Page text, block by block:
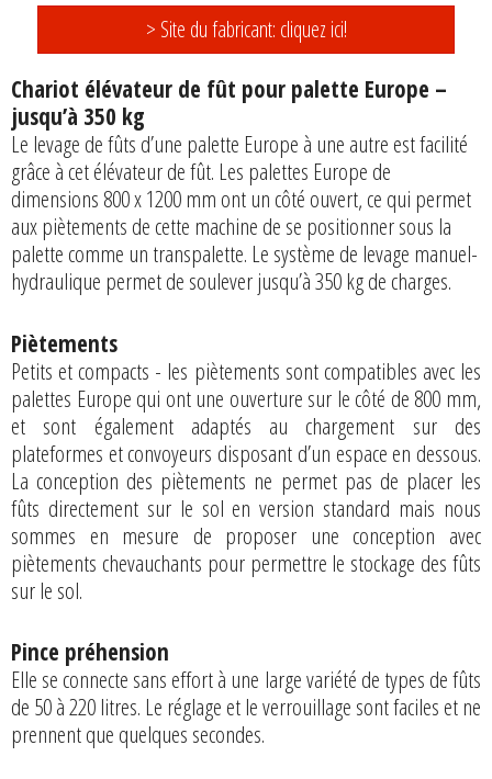
> Site du fabricant: cliquez ici!
Chariot élévateur de fût pour palette Europe –
jusqu’à 350 kg
Le levage de fûts d’une palette Europe à une autre est facilité
grâce à cet élévateur de fût. Les palettes Europe de
dimensions 800 x 1200 mm ont un côté ouvert, ce qui permet
aux piètements de cette machine de se positionner sous la
palette comme un transpalette. Le système de levage manuel-
hydraulique permet de soulever jusqu’à 350 kg de charges.
Piètements
Petits et compacts - les piètements sont compatibles avec les
palettes Europe qui ont une ouverture sur le côté de 800 mm,
et sont également adaptés au chargement sur des
plateformes et convoyeurs disposant d’un espace en dessous.
La conception des piètements ne permet pas de placer les
fûts directement sur le sol en version standard mais nous
sommes en mesure de proposer une conception avec
piètements chevauchants pour permettre le stockage des fûts
sur le sol.
Pince préhension
Elle se connecte sans effort à une large variété de types de fûts
de 50 à 220 litres. Le réglage et le verrouillage sont faciles et ne
prennent que quelques secondes.